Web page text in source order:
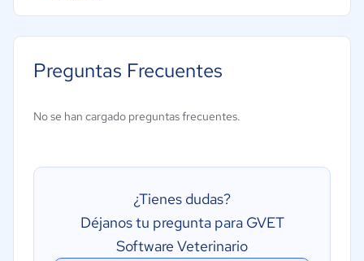
Facturación
Procesamiento de prescripciones médicas
Programación de citas
Preguntas Frecuentes
No se han cargado preguntas frecuentes.
¿Tienes dudas?
Déjanos tu pregunta para GVET
Software Veterinario